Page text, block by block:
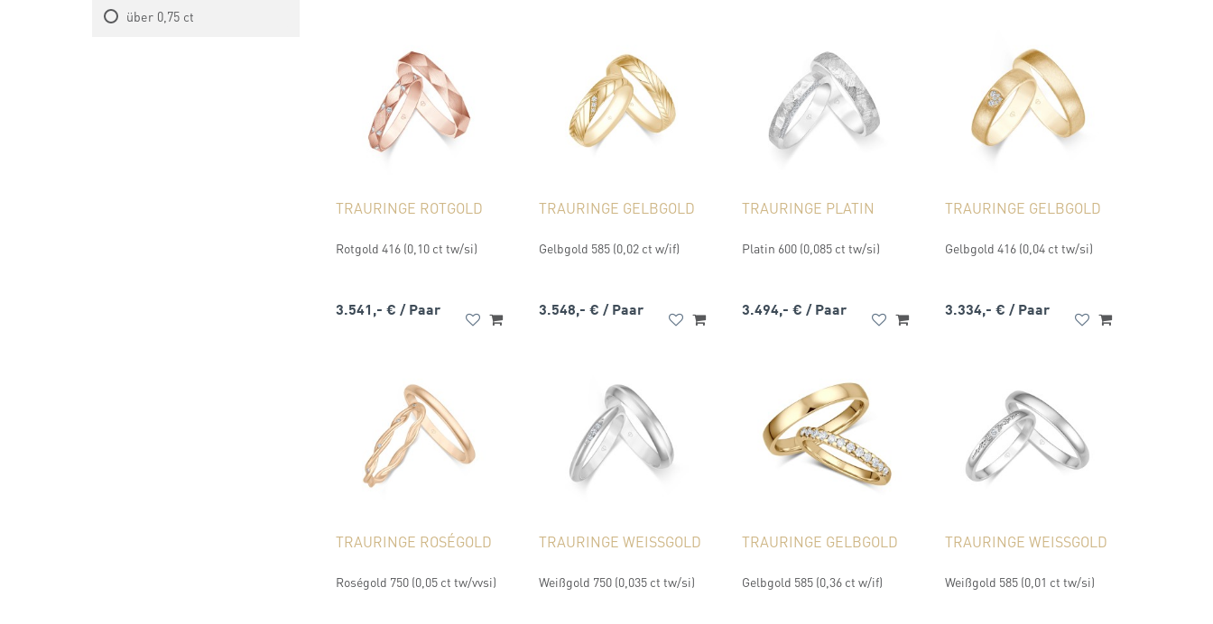
über 0,75 ct
TRAURINGE ROTGOLD
Rotgold 416 (0,10 ct tw/si)
3.541,- € / Paar
TRAURINGE GELBGOLD
Gelbgold 585 (0,02 ct w/if)
3.548,- € / Paar
TRAURINGE PLATIN
Platin 600 (0,085 ct tw/si)
3.494,- € / Paar
TRAURINGE GELBGOLD
Gelbgold 416 (0,04 ct tw/si)
3.334,- € / Paar
TRAURINGE ROSÉGOLD
Roségold 750 (0,05 ct tw/vvsi)
TRAURINGE WEISSGOLD
Weißgold 750 (0,035 ct tw/si)
TRAURINGE GELBGOLD
Gelbgold 585 (0,36 ct w/if)
TRAURINGE WEISSGOLD
Weißgold 585 (0,01 ct tw/si)